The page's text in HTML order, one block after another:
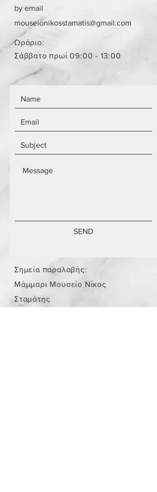
by email
mouseionikosstamatis@gmail.com
Ωράριο:
Σάββατο πρωί 09:00 - 13:00
SEND
Σημεία παραλαβής:
Μάμμαρι Μουσείο Νίκος
Σταμάτης